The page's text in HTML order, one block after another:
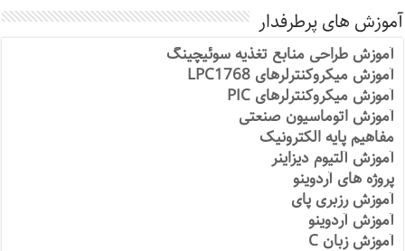
آموزش های پرطرفدار
آموزش طراحی منابع تغذیه سوئیچینگ
آموزش میکروکنترلرهای LPC1768
آموزش میکروکنترلرهای PIC
آموزش اتوماسیون صنعتی
مفاهیم پایه الکترونیک
آموزش آلتیوم دیزاینر
پروژه های آردوینو
آموزش رزبری پای
آموزش آردوینو
آموزش زبان C